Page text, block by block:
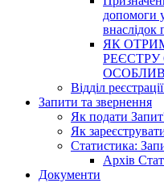
допомоги у
внаслідок
ЯК
РЕЄСТРУ
Відділ
Запити та звернення
Як подати
Як
Статистика:
Архів
Документи